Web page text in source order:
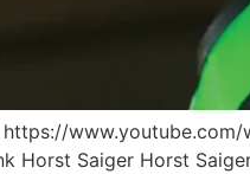
https://
Horst Saiger Horst